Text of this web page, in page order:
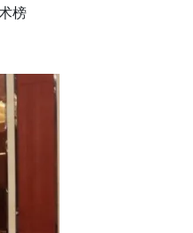
榜